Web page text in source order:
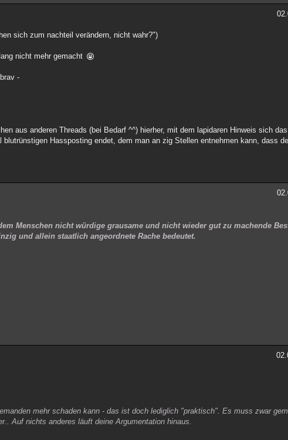
sich zum nachteil verändern, nicht wahr?")
nicht mehr gemacht
-
aus anderen Threads (bei Bedarf ^^) hierher, mit dem lapidaren Hinweis sich
Hassposting endet, dem man an zig Stellen entnehmen kann, dass
Menschen nicht würdige grausame und nicht wieder gut zu machende
und allein staatlich angeordnete Rache bedeutet.
mehr schaden kann - das ist doch lediglich "praktisch". Es muss zwar
Auf nichts anderes läuft deine Argumentation hinaus.